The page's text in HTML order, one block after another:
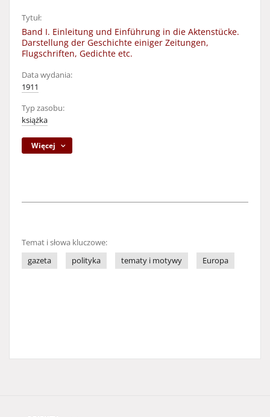
Tytuł:
Band I. Einleitung und Einführung in die Aktenstücke.
Darstellung der Geschichte einiger Zeitungen,
Flugschriften, Gedichte etc.
Data wydania:
1911
Typ zasobu:
książka
Więcej
Temat i słowa kluczowe:
gazeta
polityka tematy i motywy Europa